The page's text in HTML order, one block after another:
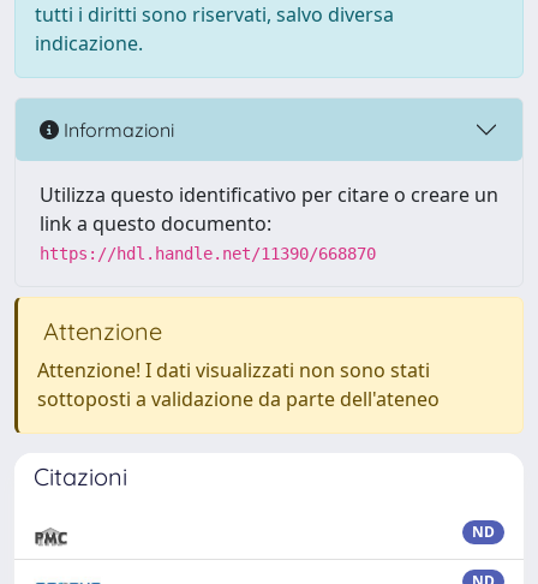
tutti i diritti sono riservati, salvo diversa
indicazione.
Informazioni
Utilizza questo identificativo per citare o creare un
link a questo documento:
https://hdl.handle.net/11390/668870
Attenzione
Attenzione! I dati visualizzati non sono stati
sottoposti a validazione da parte dell'ateneo
Citazioni
ND